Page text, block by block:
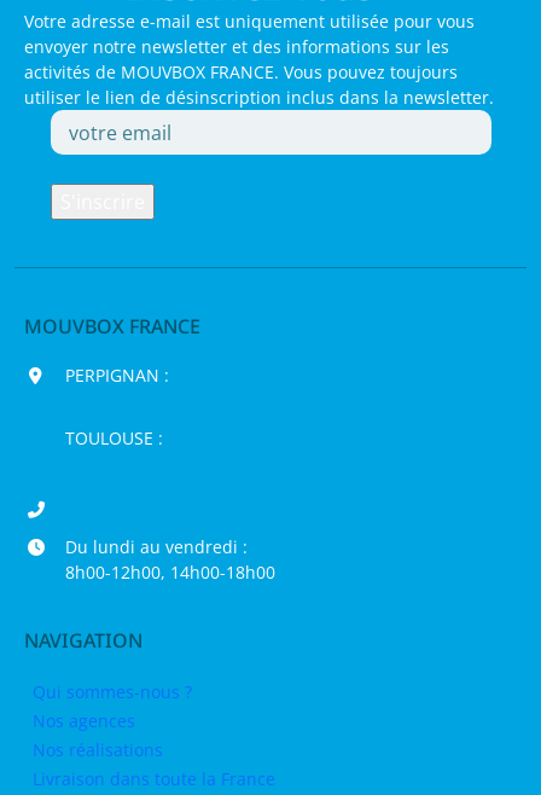
Votre adresse e-mail est uniquement utilisée pour vous
envoyer notre newsletter et des informations sur les
activités de MOUVBOX FRANCE. Vous pouvez toujours
utiliser le lien de désinscription inclus dans la newsletter.
MOUVBOX FRANCE
PERPIGNAN :
TOULOUSE :
Du lundi au vendredi :
8h00-12h00, 14h00-18h00
NAVIGATION
Qui sommes-nous ?
Nos agences
Nos réalisations
Livraison dans toute la France